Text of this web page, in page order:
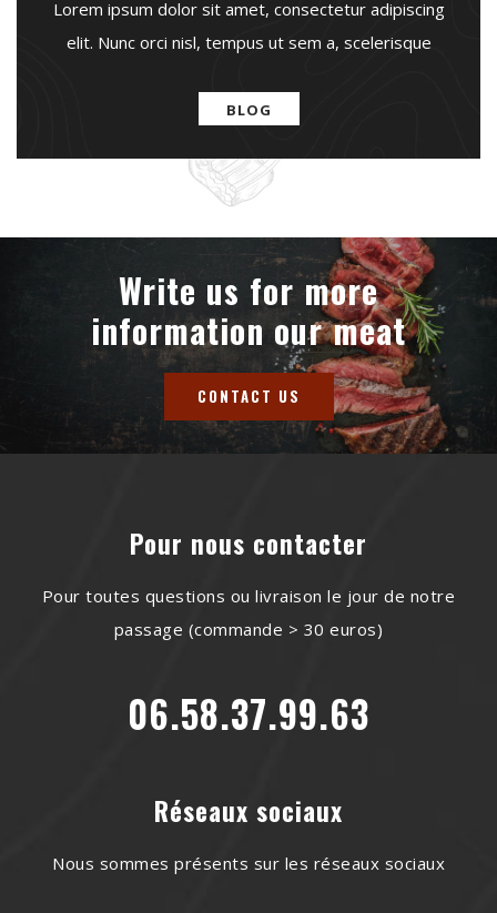
Lorem ipsum dolor sit amet, consectetur adipiscing
elit. Nunc orci nisl, tempus ut sem a, scelerisque
BLOG
Write us for more
information our meat
CONTACT US
Pour nous contacter
Pour toutes questions ou livraison le jour de notre
passage (commande > 30 euros)
06.58.37.99.63
Réseaux sociaux
Nous sommes présents sur les réseaux sociaux